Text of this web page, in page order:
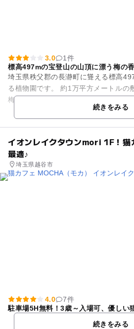
3.0
1件
標高497mの宝登山の山頂に漂う梅の
埼玉県秩父郡の長瀞町に聳える標高
る植物園です。 約1万平方メートルの
梅、満月臘梅の3種類を中心に、3000
続きをみる
イオンレイクタウンmori 1F！猫
最適♪
埼玉県越谷市
4.0
7件
駐車場5H無料！3歳～入場可、優しい
続きをみる